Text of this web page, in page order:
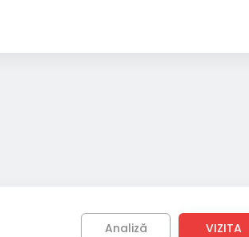
Analiză VIZITA